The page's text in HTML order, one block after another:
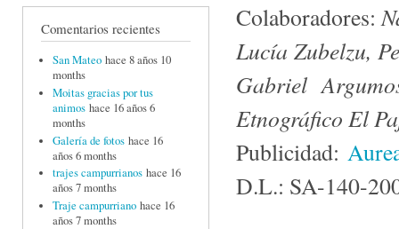
Comentarios recientes
San Mateo hace 8 años 10
months
Moitas gracias por tus
animos hace 16 años 6
months
Galería de fotos hace 16
años 6 months
trajes campurrianos hace 16
años 7 months
Traje campurriano hace 16
años 7 months
Colaboradores:
Lucía Zubelzu,
Gabriel
Etnográfico El
Publicidad:
D.L.: SA-140-